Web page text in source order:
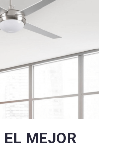
EL MEJOR